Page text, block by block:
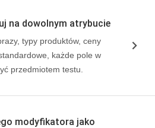
na dowolnym atrybucie
typy produktów, ceny
każde pole w
przedmiotem testu.
modyfikatora jako